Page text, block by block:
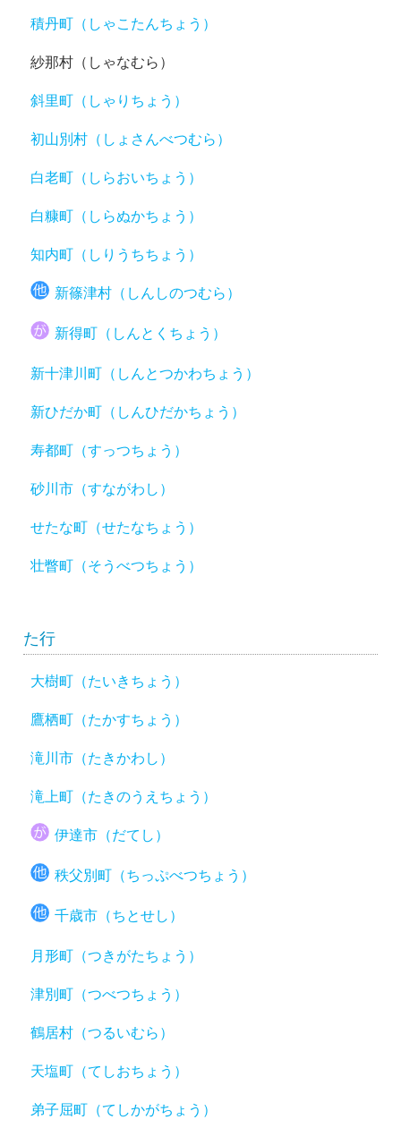
積丹町（しゃこたんちょう）
紗那村（しゃなむら）
斜里町（しゃりちょう）
初山別村（しょさんべつむら）
白老町（しらおいちょう）
白糠町（しらぬかちょう）
知内町（しりうちちょう）
新篠津村（しんしのつむら）
新得町（しんとくちょう）
新十津川町（しんとつかわちょう）
新ひだか町（しんひだかちょう）
寿都町（すっつちょう）
砂川市（すながわし）
せたな町（せたなちょう）
壮瞥町（そうべつちょう）
た行
大樹町（たいきちょう）
鷹栖町（たかすちょう）
滝川市（たきかわし）
滝上町（たきのうえちょう）
伊達市（だてし）
秩父別町（ちっぷべつちょう）
千歳市（ちとせし）
月形町（つきがたちょう）
津別町（つべつちょう）
鶴居村（つるいむら）
天塩町（てしおちょう）
弟子屈町（てしかがちょう）